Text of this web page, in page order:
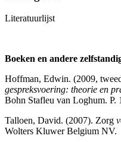
Literatuurlijst
Boeken en andere
Hoffman, Edwin. (2009,
gespreksvoering: theorie en
Bohn Stafleu van Loghum. P.
Talloen, David. (2007). Zorg
Wolters Kluwer Belgium NV.